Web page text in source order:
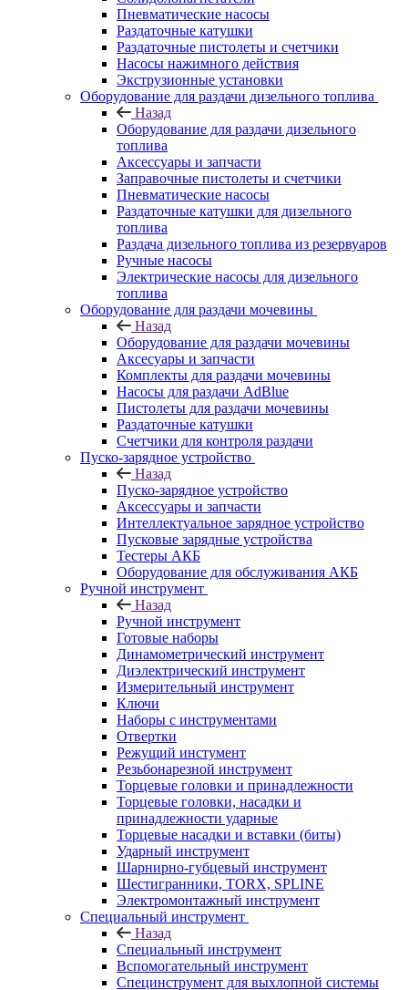
Пневматические насосы
Раздаточные катушки
Раздаточные пистолеты и счетчики
Насосы нажимного действия
Экструзионные установки
Оборудование для раздачи дизельного топлива
Назад
Оборудование для раздачи дизельного
топлива
Аксессуары и запчасти
Заправочные пистолеты и счетчики
Пневматические насосы
Раздаточные катушки для дизельного
топлива
Раздача дизельного топлива из резервуаров
Ручные насосы
Электрические насосы для дизельного
топлива
Оборудование для раздачи мочевины
Назад
Оборудование для раздачи мочевины
Аксесуары и запчасти
Комплекты для раздачи мочевины
Насосы для раздачи AdBlue
Пистолеты для раздачи мочевины
Раздаточные катушки
Счетчики для контроля раздачи
Пуско-зарядное устройство
Назад
Пуско-зарядное устройство
Аксессуары и запчасти
Интеллектуальное зарядное устройство
Пусковые зарядные устройства
Тестеры АКБ
Оборудование для обслуживания АКБ
Ручной инструмент
Назад
Ручной инструмент
Готовые наборы
Динамометрический инструмент
Диэлектрический инструмент
Измерительный инструмент
Ключи
Наборы с инструментами
Отвертки
Режущий инстумент
Резьбонарезной инструмент
Торцевые головки и принадлежности
Торцевые головки, насадки и
принадлежности ударные
Торцевые насадки и вставки (биты)
Ударный инструмент
Шарнирно-губцевый инструмент
Шестигранники, TORX, SPLINE
Электромонтажный инструмент
Специальный инструмент
Назад
Специальный инструмент
Вспомогательный инструмент
Специнструмент для выхлопной системы